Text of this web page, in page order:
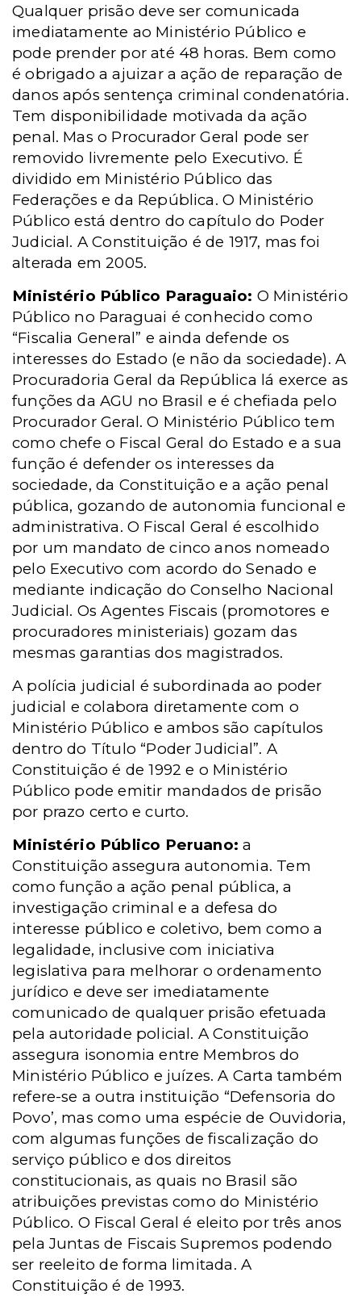
Qualquer prisão deve ser comunicada
imediatamente ao Ministério Público e
pode prender por até 48 horas. Bem como
é obrigado a ajuizar a ação de reparação de
danos após sentença criminal condenatória.
Tem disponibilidade motivada da ação
penal. Mas o Procurador Geral pode ser
removido livremente pelo Executivo. É
dividido em Ministério Público das
Federações e da República. O Ministério
Público está dentro do capítulo do Poder
Judicial. A Constituição é de 1917, mas foi
alterada em 2005.
Ministério Público Paraguaio: O Ministério
Público no Paraguai é conhecido como
“Fiscalia General” e ainda defende os
interesses do Estado (e não da sociedade). A
Procuradoria Geral da República lá exerce as
funções da AGU no Brasil e é chefiada pelo
Procurador Geral. O Ministério Público tem
como chefe o Fiscal Geral do Estado e a sua
função é defender os interesses da
sociedade, da Constituição e a ação penal
pública, gozando de autonomia funcional e
administrativa. O Fiscal Geral é escolhido
por um mandato de cinco anos nomeado
pelo Executivo com acordo do Senado e
mediante indicação do Conselho Nacional
Judicial. Os Agentes Fiscais (promotores e
procuradores ministeriais) gozam das
mesmas garantias dos magistrados.
A polícia judicial é subordinada ao poder
judicial e colabora diretamente com o
Ministério Público e ambos são capítulos
dentro do Título “Poder Judicial”. A
Constituição é de 1992 e o Ministério
Público pode emitir mandados de prisão
por prazo certo e curto.
Ministério Público Peruano: a
Constituição assegura autonomia. Tem
como função a ação penal pública, a
investigação criminal e a defesa do
interesse público e coletivo, bem como a
legalidade, inclusive com iniciativa
legislativa para melhorar o ordenamento
jurídico e deve ser imediatamente
comunicado de qualquer prisão efetuada
pela autoridade policial. A Constituição
assegura isonomia entre Membros do
Ministério Público e juízes. A Carta também
refere-se a outra instituição “Defensoria do
Povo’, mas como uma espécie de Ouvidoria,
com algumas funções de fiscalização do
serviço público e dos direitos
constitucionais, as quais no Brasil são
atribuições previstas como do Ministério
Público. O Fiscal Geral é eleito por três anos
pela Juntas de Fiscais Supremos podendo
ser reeleito de forma limitada. A
Constituição é de 1993.